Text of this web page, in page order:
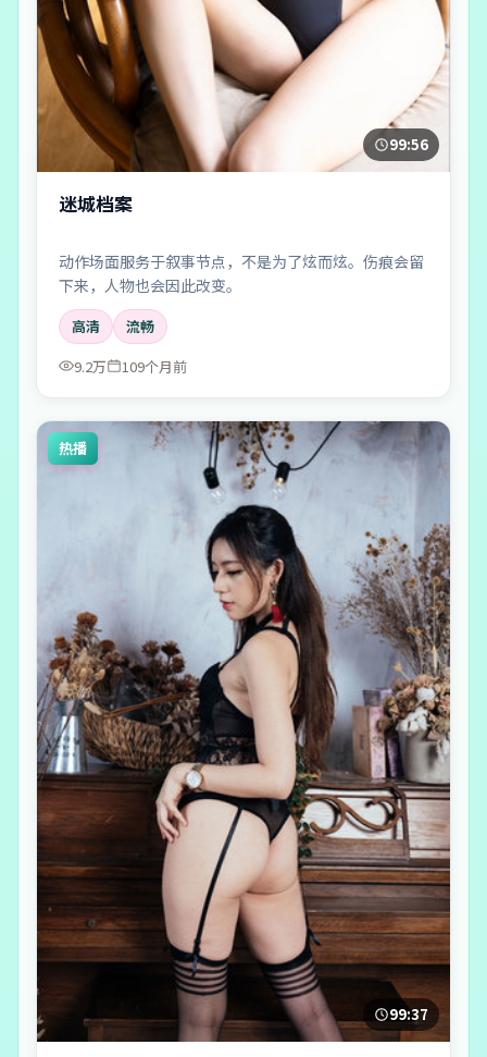
99:56
迷城档案
动作场面服务于叙事节点，不是为了炫而炫。伤痕会留
下来，人物也会因此改变。
高清
流畅
9.2万
109个月前
热播
99:37